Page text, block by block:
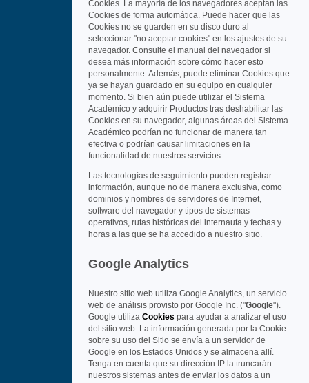
Cookies. La mayoría de los navegadores aceptan las
Cookies de forma automática. Puede hacer que las
Cookies no se guarden en su disco duro al
seleccionar "no aceptar cookies" en los ajustes de su
navegador. Consulte el manual del navegador si
desea más información sobre cómo hacer esto
personalmente. Además, puede eliminar Cookies que
ya se hayan guardado en su equipo en cualquier
momento. Si bien aún puede utilizar el Sistema
Académico y adquirir Productos tras deshabilitar las
Cookies en su navegador, algunas áreas del Sistema
Académico podrían no funcionar de manera tan
efectiva o podrían causar limitaciones en la
funcionalidad de nuestros servicios.
Las tecnologías de seguimiento pueden registrar
información, aunque no de manera exclusiva, como
dominios y nombres de servidores de Internet,
software del navegador y tipos de sistemas
operativos, rutas históricas del internauta y fechas y
horas a las que se ha accedido a nuestro sitio.
Google Analytics
Nuestro sitio web utiliza Google Analytics, un servicio
web de análisis provisto por Google Inc. ("Google").
Google utiliza Cookies para ayudar a analizar el uso
del sitio web. La información generada por la Cookie
sobre su uso del Sitio se envía a un servidor de
Google en los Estados Unidos y se almacena allí.
Tenga en cuenta que su dirección IP la truncarán
nuestros sistemas antes de enviar los datos a un